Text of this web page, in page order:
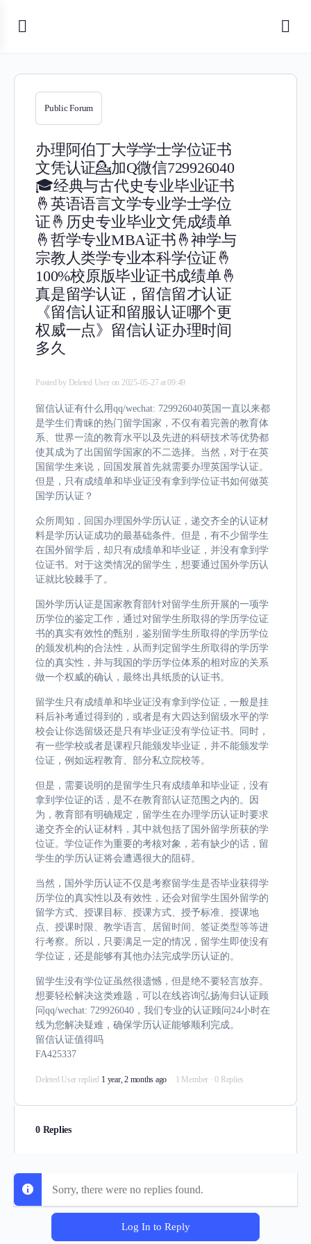
Public Forum
办理阿伯丁大学学士学位证书
文凭认证💁加Q微信729926040
🎓经典与古代史专业毕业证书
🤞英语语言文学专业学士学位
证🤞历史专业毕业文凭成绩单
🤞哲学专业MBA证书🤞神学与
宗教人类学专业本科学位证🤞
100%校原版毕业证书成绩单🤞
真是留学认证，留信留才认证
《留信认证和留服认证哪个更
权威一点》留信认证办理时间
多久
Posted by Deleted User on 2025-05-27 at 09:49
留信认证有什么用qq/wechat: 729926040英国一直以来都
是学生们青睐的热门留学国家，不仅有着完善的教育体
系、世界一流的教育水平以及先进的科研技术等优势都
使其成为了出国留学国家的不二选择。当然，对于在英
国留学生来说，回国发展首先就需要办理英国学认证。
但是，只有成绩单和毕业证没有拿到学位证书如何做英
国学历认证？
众所周知，回国办理国外学历认证，递交齐全的认证材
料是学历认证成功的最基础条件。但是，有不少留学生
在国外留学后，却只有成绩单和毕业证，并没有拿到学
位证书。对于这类情况的留学生，想要通过国外学历认
证就比较棘手了。
国外学历认证是国家教育部针对留学生所开展的一项学
历学位的鉴定工作，通过对留学生所取得的学历学位证
书的真实有效性的甄别，鉴别留学生所取得的学历学位
的颁发机构的合法性，从而判定留学生所取得的学历学
位的真实性，并与我国的学历学位体系的相对应的关系
做一个权威的确认，最终出具纸质的认证书。
留学生只有成绩单和毕业证没有拿到学位证，一般是挂
科后补考通过得到的，或者是有大四达到留级水平的学
校会让你选留级还是只有毕业证没有学位证书。同时，
有一些学校或者是课程只能颁发毕业证，并不能颁发学
位证，例如远程教育、部分私立院校等。
但是，需要说明的是留学生只有成绩单和毕业证，没有
拿到学位证的话，是不在教育部认证范围之内的。因
为，教育部有明确规定，留学生在办理学历认证时要求
递交齐全的认证材料，其中就包括了国外留学所获的学
位证。学位证作为重要的考核对象，若有缺少的话，留
学生的学历认证将会遭遇很大的阻碍。
当然，国外学历认证不仅是考察留学生是否毕业获得学
历学位的真实性以及有效性，还会对留学生国外留学的
留学方式、授课目标、授课方式、授予标准、授课地
点、授课时限、教学语言、居留时间、签证类型等等进
行考察。所以，只要满足一定的情况，留学生即使没有
学位证，还是能够有其他办法完成学历认证的。
留学生没有学位证虽然很遗憾，但是绝不要轻言放弃。
想要轻松解决这类难题，可以在线咨询弘扬海归认证顾
问qq/wechat: 729926040，我们专业的认证顾问24小时在
线为您解决疑难，确保学历认证能够顺利完成。
留信认证值得吗
FA425337
Deleted User replied 1 year, 2 months ago 1 Member · 0 Replies
0 Replies
Sorry, there were no replies found.
Log In to Reply